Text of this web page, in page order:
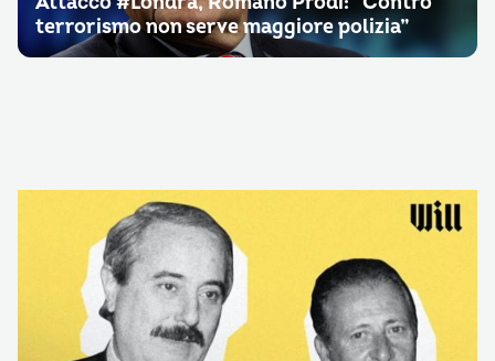
terrorismo non serve maggiore polizia”